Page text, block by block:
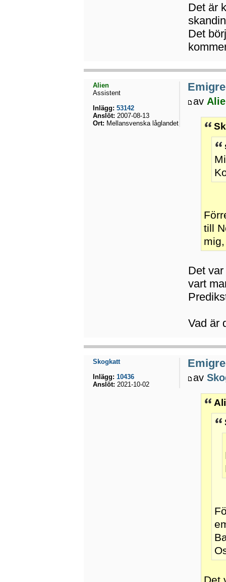
Det är
Det
av
till
Det
vart
Vad är
Alien
Assistent
Inlägg: 53142
Anslöt: 2007-08-13
Ort: Mellansvenska låglandet
av
Skogkatt
Inlägg: 10436
Anslöt: 2021-10-02